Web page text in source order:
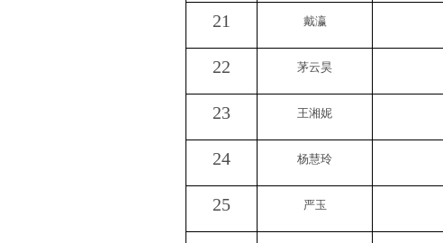
21 戴瀛
22 茅云昊
23 王湘妮
24 杨慧玲
25 严玉